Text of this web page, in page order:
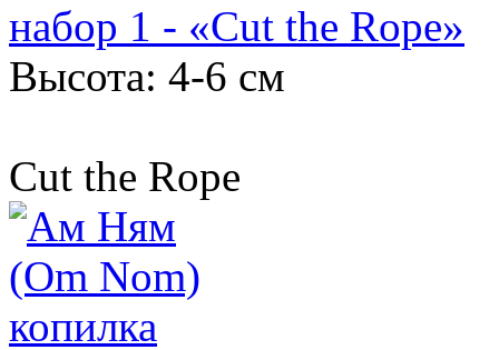
набор 1 - «Cut the Rope»
Высота: 4-6 см
Cut the Rope